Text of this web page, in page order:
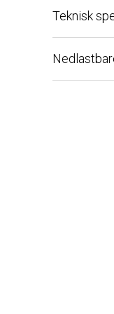
Teknisk
Nedlastbare